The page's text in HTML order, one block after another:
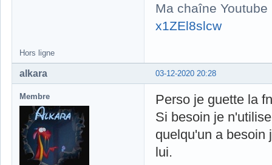
Ma chaîne
x1ZEl8slcw
Hors ligne
03-12-2020 20:28
alkara
Membre
Perso je guette la
Si besoin je
quelqu'un a besoin
lui.